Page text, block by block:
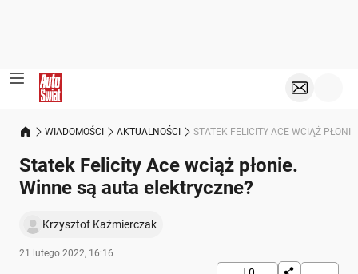
WIADOMOŚCI AKTUALNOŚCI STATEK FELICITY ACE WCIĄŻ
Statek Felicity Ace wciąż płonie.
Winne są auta elektryczne?
Krzysztof Kaźmierczak
21 lutego 2022, 16:16